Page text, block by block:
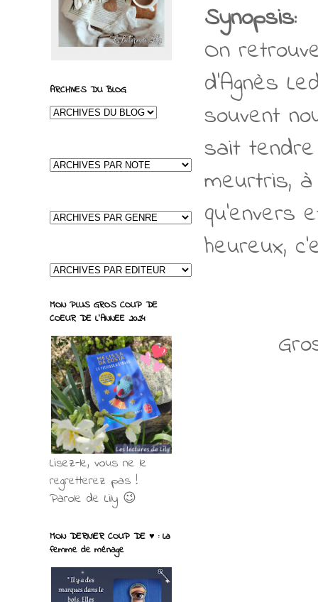
Synopsis:
On
d’Agnès
souvent
sait
meurtris,
qu’envers
heureux,
ARCHIVES DU BLOG
MON PLUS GROS COUP DE
COEUR DE L'ANNEE 2024
Lisez-le, vous ne le
regretterez pas !
Parole de Lily 😉
MON DERNIER COUP DE ♥ : La
femme de ménage